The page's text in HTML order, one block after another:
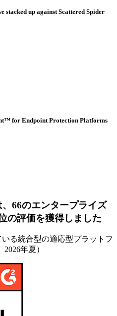
stacked up against Scattered Spider
for Endpoint Protection Platforms
66のエンタープライズ
の評価を獲得しました
る統合型の適応型プラットフ
年夏）